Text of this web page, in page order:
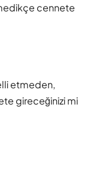
cennete
etmeden,
gireceğinizi mi